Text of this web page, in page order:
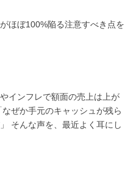
ほぼ100%陥る注意すべき点を
インフレで額面の売上は上が
ぜか手元のキャッシュが残ら
そんな声を、最近よく耳にし